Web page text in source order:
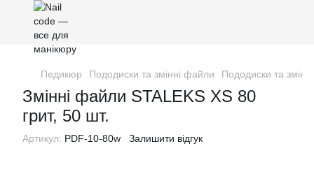
Педикюр Пододиски та змінні файли Пододиски та
Змінні файли STALEKS XS 80
грит, 50 шт.
Артикул: PDF-10-80w Залишити відгук